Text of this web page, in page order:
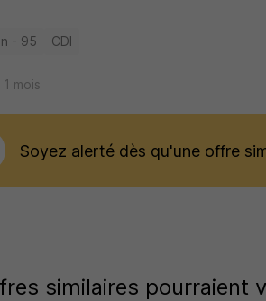
- 95 CDI
mois
Soyez alerté dès qu'une offre
similaires pourraient